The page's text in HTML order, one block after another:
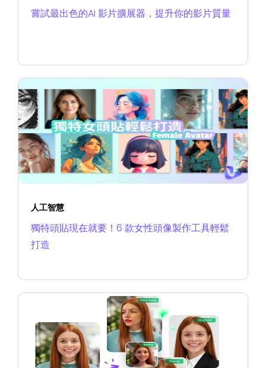
嘗試最出色的AI 影片擴展器，提升你的影片質量
人工智慧
獨特頭貼現在就要！6 款女性頭像製作工具輕鬆
打造